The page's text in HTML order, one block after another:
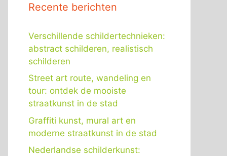
Recente berichten
Verschillende schildertechnieken:
abstract schilderen, realistisch
schilderen
Street art route, wandeling en
tour: ontdek de mooiste
straatkunst in de stad
Graffiti kunst, mural art en
moderne straatkunst in de stad
Nederlandse schilderkunst: